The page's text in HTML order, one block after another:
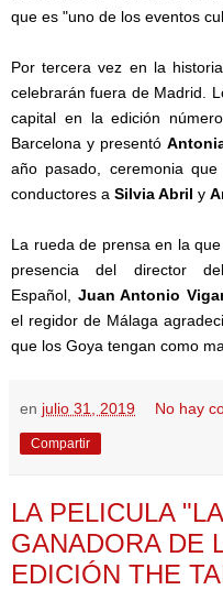
que es "uno de los eventos
Por tercera vez en la
celebrarán fuera de Madrid.
capital en la edición
Barcelona y presentó
año pasado, ceremonia
conductores a Silvia Abril y
La rueda de prensa en la
presencia del director
Español, Juan Antonio
el regidor de Málaga
que los Goya tengan como
en julio 31, 2019 No hay
Compartir
LA PELICULA
GANADORA DE
EDICIÓN THE